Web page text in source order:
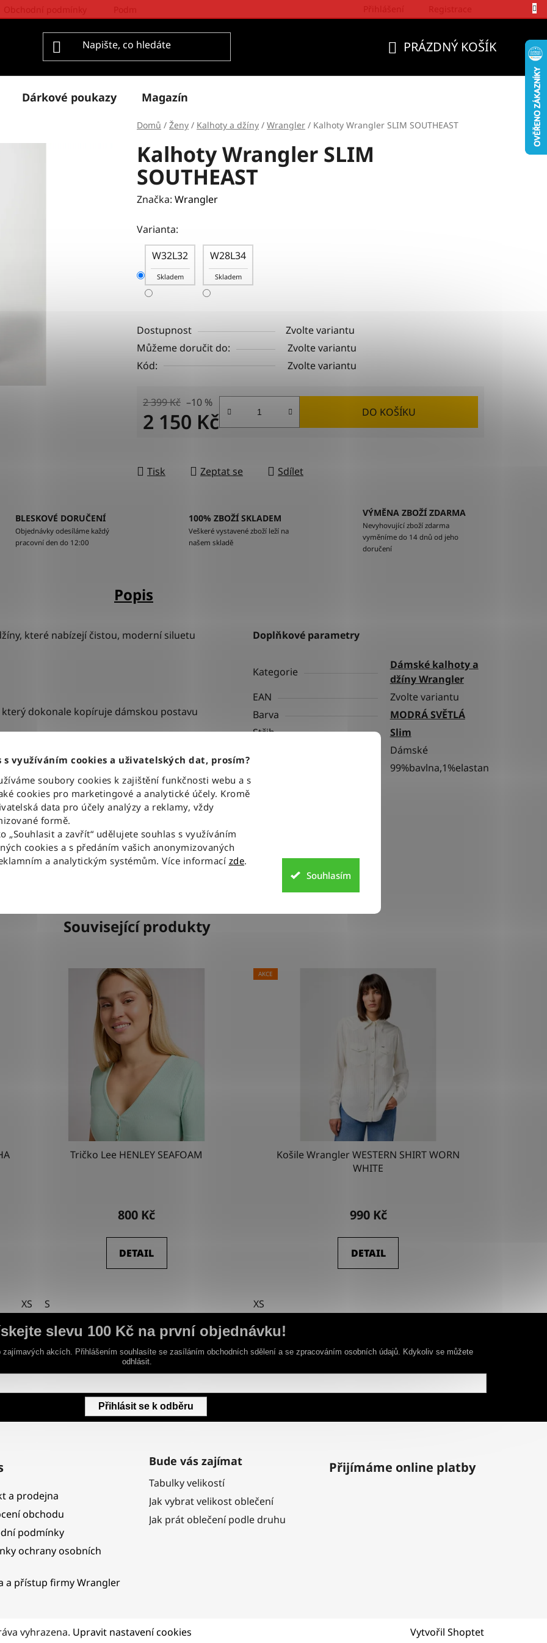
s využíváním cookies a uživatelských dat, prosím?
soubory cookies k zajištění funkčnosti webu a s
cookies pro marketingové a analytické účely. Kromě
data pro účely analýzy a reklamy, vždy
formě.
„Souhlasit a zavřít“ udělujete souhlas s využíváním
cookies a s předáním vašich anonymizovaných
a analytickým systémům. Více informací zde.
Souhlasím
PRÁZDNÝ KOŠÍK
Dárkové poukazy Magazín
Domů / Ženy / Kalhoty a džíny / Wrangler / Kalhoty Wrangler SLIM SOUTHEAST
Kalhoty Wrangler SLIM
SOUTHEAST
Značka: Wrangler
Varianta:
W32L32
Skladem
W28L34
Skladem
Dostupnost
Zvolte variantu
Můžeme doručit do:
Zvolte variantu
Kód:
Zvolte variantu
2 399 Kč –10 %
2 150 Kč DO KOŠÍKU
Tisk Zeptat se Sdílet
BLESKOVÉ DORUČENÍ
Objednávky odesíláme každý
pracovní den do 12:00
100% ZBOŽÍ SKLADEM
Veškeré vystavené zboží leží na
našem skladě
VÝMĚNA ZBOŽÍ ZDARMA
Nevyhovující zboží zdarma
vyměníme do 14 dnů od jeho
doručení
Popis
které nabízejí čistou, moderní siluetu
dokonale kopíruje dámskou postavu
ale u kotníků působí mírně volnějším a
opticky prodlužuje nohy a zajišťuje, že
(light blue) s velmi jemným, autentickým
a trendy vzhled.
pohodlí díky strečové úpravě.
design a klasická kožená nášivk
Doplňkové parametry
Kategorie
Dámské kalhoty a
džíny Wrangler
EAN
Zvolte variantu
Barva
MODRÁ SVĚTLÁ
Střih
Slim
Dámské
99%bavlna,1%elastan
Související produkty
Tričko Lee HENLEY SEAFOAM
800 Kč
DETAIL
XS S
AKCE
Košile Wrangler WESTERN SHIRT WORN
WHITE
990 Kč
DETAIL
XS
slevu 100 Kč na první objednávku!
akcích. Přihlášením souhlasíte se zasíláním obchodních sdělení a se zpracováním osobních údajů. Kdykoliv se můžete
odhlásit.
Přihlásit se k odběru
a prodejna
obchodu
podmínky
ochrany osobních
a přístup firmy Wrangler
Bude vás zajímat
Tabulky velikostí
Jak vybrat velikost oblečení
Jak prát oblečení podle druhu
Přijímáme online platby
Vytvořil Shoptet
vyhrazena. Upravit nastavení cookies